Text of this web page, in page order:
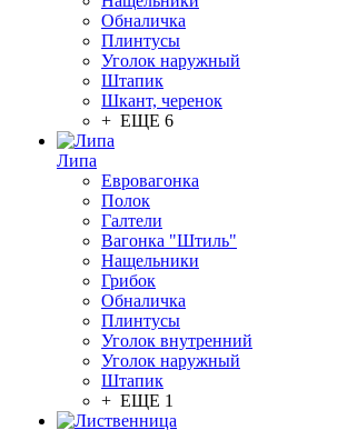
Обналичка
Плинтусы
Уголок наружный
Штапик
Шкант, черенок
+ ЕЩЕ 6
Липа
Евровагонка
Полок
Галтели
Вагонка "Штиль"
Нащельники
Грибок
Обналичка
Плинтусы
Уголок внутренний
Уголок наружный
Штапик
+ ЕЩЕ 1